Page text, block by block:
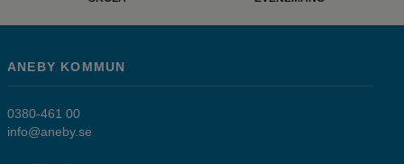
ANEBY KOMMUN
0380-461 00
info@aneby.se